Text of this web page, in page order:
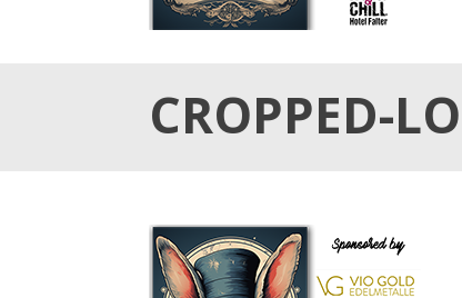
CROPPED-